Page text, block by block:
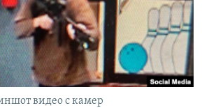
РАССЫЛКУ
видео с камер